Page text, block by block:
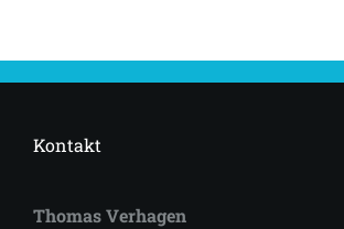
Kontakt
Thomas Verhagen